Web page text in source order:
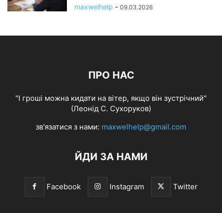
maxwelhelp - 09.03.2026
ПРО НАС
"І гроші можна кидати на вітер, якщо він зустрічний"
(Леонід С. Сухоруков)
зв'язатися з нами: maxwelhelp@gmail.com
ЙДИ ЗА НАМИ
Facebook Instagram Twitter